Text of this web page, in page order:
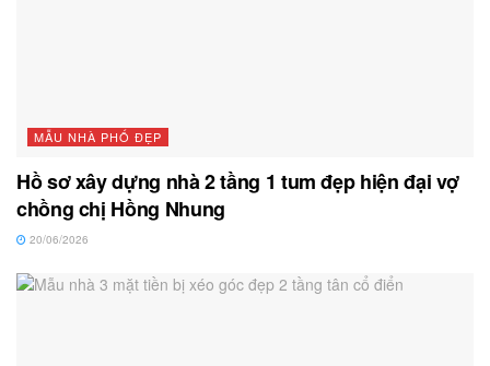
MẪU NHÀ PHỐ ĐẸP
Hồ sơ xây dựng nhà 2 tầng 1 tum đẹp hiện đại vợ
chồng chị Hồng Nhung
20/06/2026